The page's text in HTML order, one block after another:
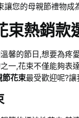
讓您的母親節禮物成
束熱銷款
馨的節日,想要為疼
一,花束不僅能夠表
節花束最受歡迎呢?讓